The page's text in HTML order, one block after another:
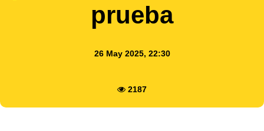
prueba
26 May 2025, 22:30
2187